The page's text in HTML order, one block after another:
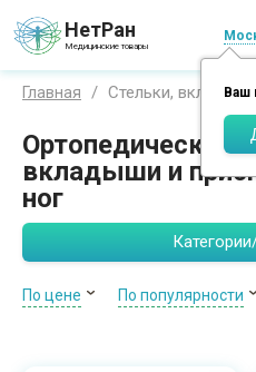
НетРан
Медицинские товары
Ваш
Главная Стельки,
Ортопедические
вкладыши и
ног
По цене По популярности